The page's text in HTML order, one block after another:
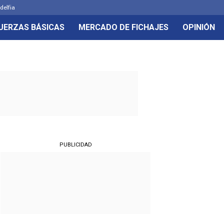
BÁSICAS MERCADO DE FICHAJES OPINIÓN
PUBLICIDAD